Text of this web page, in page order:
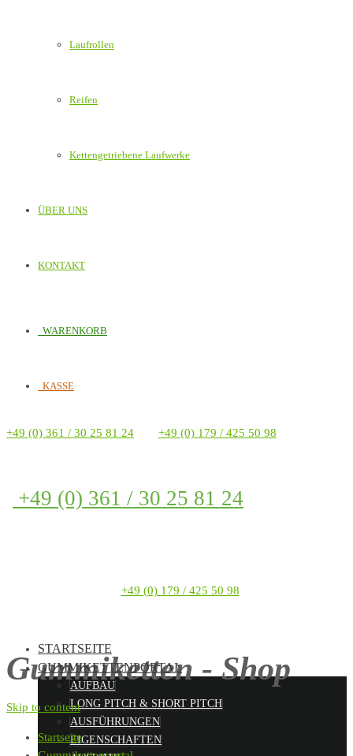
Laufrollen
Reifen
Kettengetriebene Laufwerke
ÜBER UNS
KONTAKT
WARENKORB
KASSE
+49 (0) 361 / 30 25 81 24 +49 (0) 179 / 425 50 98
+49 (0) 361 / 30 25 81 24
+49 (0) 179 / 425 50 98
Gummiketten - Shop
STARTSEITE
GUMMIKETTENPORTAL
AUFBAU
LONG PITCH & SHORT PITCH
AUSFÜHRUNGEN
EIGENSCHAFTEN
Skip to content
Startseite